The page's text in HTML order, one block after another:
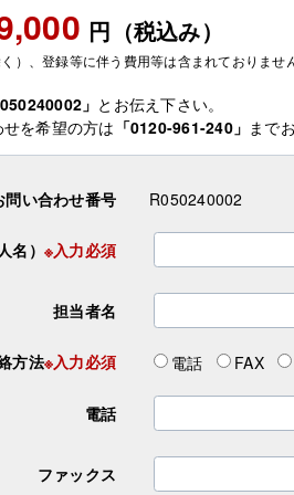
円（税込み）
）、登録等に伴う費用等は含まれておりません
」 とお伝え下さい。
を希望の方は 「0120-961-240」 まで
問い合わせ番号 R050240002
名） ※入力必須
担当者名
方法※入力必須 電話 FAX
電話
ファックス